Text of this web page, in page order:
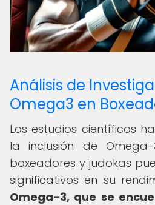
Análisis de
Omega3 en
Los estudios científicos
la inclusión de
boxeadores y judokas
significativos en su
Omega-3, que se